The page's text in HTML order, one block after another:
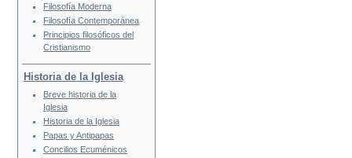
Filosofía Moderna
Filosofía Contemporánea
Principios filosóficos del
Cristianismo
Historia de la Iglesia
Breve historia de la
Iglesia
Historia de la Iglesia
Papas y Antipapas
Concilios Ecuménicos